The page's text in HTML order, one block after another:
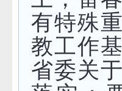
有特殊
教工作
省委关